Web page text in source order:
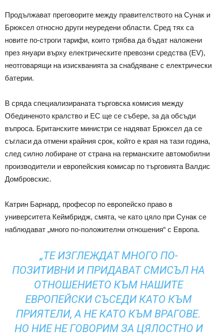
Продължават преговорите между правителството на Сунак и
Брюксел относно други неуредени области. Сред тях са
новите по-строги тарифи, които трябва да бъдат наложени
през януари върху електрическите превозни средства (EV),
неотговарящи на изискванията за снабдяване с електрически
батерии.
В сряда специализираната търговска комисия между
Обединеното кралство и ЕС ще се събере, за да обсъди
въпроса. Британските министри се надяват Брюксел да се
съгласи да отмени крайния срок, който е края на тази година,
след силно лобиране от страна на германските автомобилни
производители и европейския комисар по търговията Валдис
Домбровскис.
Катрин Барнард, професор по европейско право в
университета Кеймбридж, смята, че като цяло при Сунак се
наблюдават „много по-положителни отношения“ с Европа.
„ТЕ ИЗГЛЕЖДАТ МНОГО ПО-
ПОЗИТИВНИ И ПРИДАВАТ СМИСЪЛ НА
ОТНОШЕНИЕТО КЪМ НАШИТЕ
ЕВРОПЕЙСКИ СЪСЕДИ КАТО КЪМ
ПРИЯТЕЛИ, А НЕ КАТО КЪМ ВРАГОВЕ.
НО НИЕ НЕ ГОВОРИМ ЗА ЦЯЛОСТНО И